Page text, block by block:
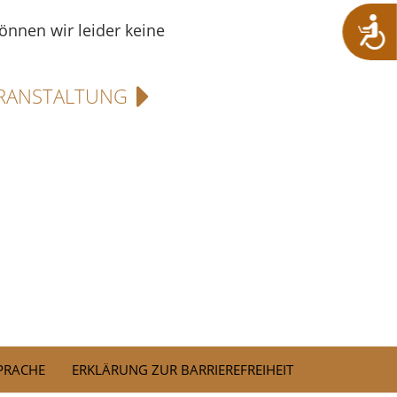
wir leider keine
ERKLÄRUNG ZUR BARRIEREFREIHEIT